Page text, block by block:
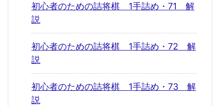
初心者のための詰将棋 1手詰め・71 解
説
初心者のための詰将棋 1手詰め・72 解
説
初心者のための詰将棋 1手詰め・73 解
説